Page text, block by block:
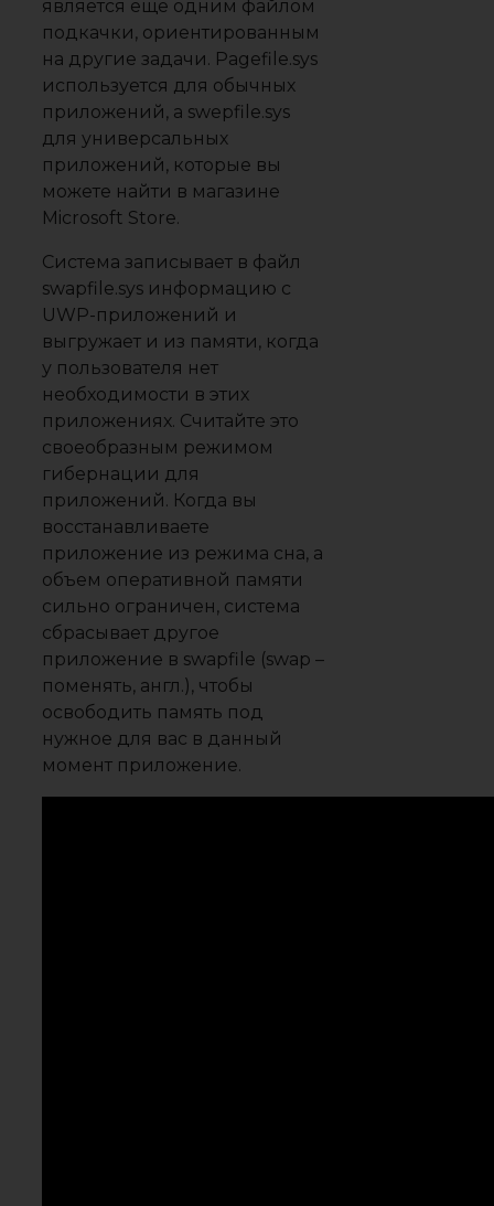
является еще одним файлом
подкачки, ориентированным
на другие задачи. Pagefile.sys
используется для обычных
приложений, а swepfile.sys
для универсальных
приложений, которые вы
можете найти в магазине
Microsoft Store.
Система записывает в файл
swapfile.sys информацию с
UWP-приложений и
выгружает и из памяти, когда
у пользователя нет
необходимости в этих
приложениях. Считайте это
своеобразным режимом
гибернации для
приложений. Когда вы
восстанавливаете
приложение из режима сна, а
объем оперативной памяти
сильно ограничен, система
сбрасывает другое
приложение в swapfile (swap –
поменять, англ.), чтобы
освободить память под
нужное для вас в данный
момент приложение.